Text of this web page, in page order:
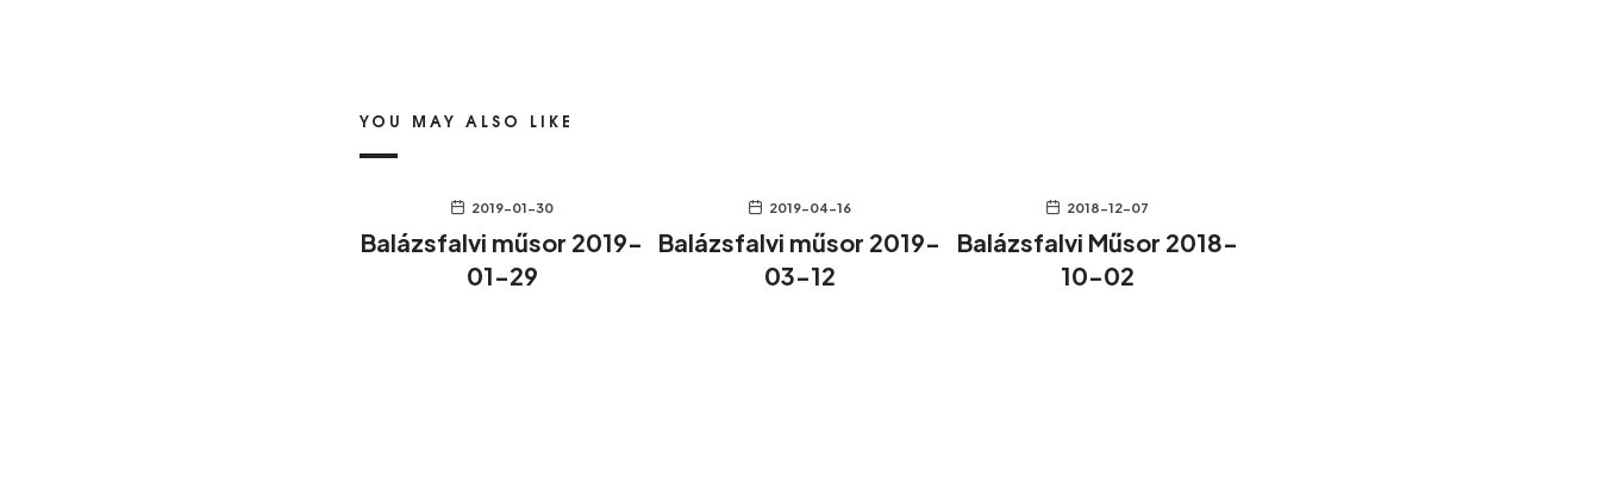
YOU MAY ALSO LIKE
2019-01-30
Balázsfalvi műsor 2019-
01-29
2019-04-16
Balázsfalvi műsor 2019-
03-12
2018-12-07
Balázsfalvi Műsor 2018-
10-02